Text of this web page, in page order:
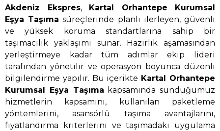
Akdeniz Ekspres, Kartal Orhantepe Kurumsal
Eşya Taşıma süreçlerinde planlı ilerleyen, güvenli
ve yüksek koruma standartlarına sahip bir
taşımacılık yaklaşımı sunar. Hazırlık aşamasından
yerleştirmeye kadar tüm adımlar ekip lideri
tarafından yönetilir ve operasyon boyunca düzenli
bilgilendirme yapılır. Bu içerikte Kartal Orhantepe
Kurumsal Eşya Taşıma kapsamında sunduğumuz
hizmetlerin kapsamını, kullanılan paketleme
yöntemlerini, asansörlü taşıma avantajlarını,
fiyatlandırma kriterlerini ve taşımadaki uygulama